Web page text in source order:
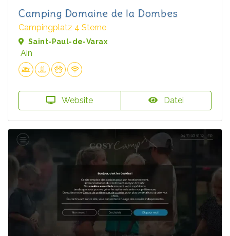
Camping Domaine de la Dombes
Campingplatz 4 Sterne
Saint-Paul-de-Varax
Ain
Website Datei